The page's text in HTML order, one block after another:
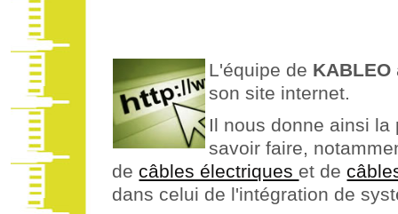
L'équipe de KABLEO
son site internet.
Il nous donne ainsi
savoir faire,
de câbles électriques et de
dans celui de l'intégration de